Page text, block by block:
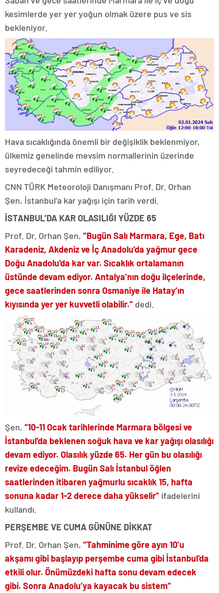
kesimlerde yer yer yoğun olmak üzere pus ve sis
bekleniyor.
Hava sıcaklığında önemli bir değişiklik beklenmiyor,
ülkemiz genelinde mevsim normallerinin üzerinde
seyredeceği tahmin ediliyor.
CNN TÜRK Meteoroloji Danışmanı Prof. Dr. Orhan
Şen, İstanbul’a kar yağışı için tarih verdi.
İSTANBUL’DA KAR OLASILIĞI YÜZDE 65
Prof. Dr. Orhan Şen, “Bugün Salı Marmara, Ege, Batı
Karadeniz, Akdeniz ve İç Anadolu’da yağmur gece
Doğu Anadolu’da kar var. Sıcaklık ortalamanın
üstünde devam ediyor. Antalya’nın doğu ilçelerinde,
gece saatlerinden sonra Osmaniye ile Hatay’ın
kıyısında yer yer kuvvetli olabilir.” dedi.
Şen, “10-11 Ocak tarihlerinde Marmara bölgesi ve
İstanbul’da beklenen soğuk hava ve kar yağışı olasılığı
devam ediyor. Olasılık yüzde 65. Her gün bu olasılığı
revize edeceğim. Bugün Salı İstanbul öğlen
saatlerinden itibaren yağmurlu sıcaklık 15, hafta
sonuna kadar 1-2 derece daha yükselir” ifadelerini
kullandı.
PERŞEMBE VE CUMA GÜNÜNE DİKKAT
Prof. Dr. Orhan Şen, “Tahminime göre ayın 10’u
akşamı gibi başlayıp perşembe cuma gibi İstanbul’da
etkili olur. Önümüzdeki hafta sonu devam edecek
gibi. Sonra Anadolu’ya kayacak bu sistem”